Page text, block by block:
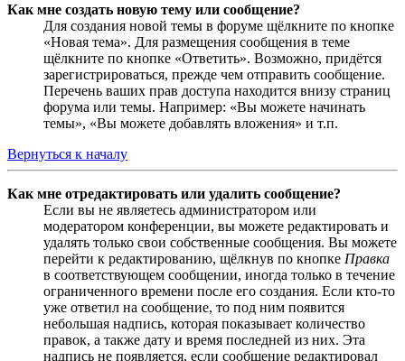
Как мне создать новую тему или сообщение?
Для создания новой темы в форуме щёлкните по кнопке
«Новая тема». Для размещения сообщения в теме
щёлкните по кнопке «Ответить». Возможно, придётся
зарегистрироваться, прежде чем отправить сообщение.
Перечень ваших прав доступа находится внизу страниц
форума или темы. Например: «Вы можете начинать
темы», «Вы можете добавлять вложения» и т.п.
Вернуться к началу
Как мне отредактировать или удалить сообщение?
Если вы не являетесь администратором или
модератором конференции, вы можете редактировать и
удалять только свои собственные сообщения. Вы можете
перейти к редактированию, щёлкнув по кнопке Правка
в соответствующем сообщении, иногда только в течение
ограниченного времени после его создания. Если кто-то
уже ответил на сообщение, то под ним появится
небольшая надпись, которая показывает количество
правок, а также дату и время последней из них. Эта
надпись не появляется, если сообщение редактировал